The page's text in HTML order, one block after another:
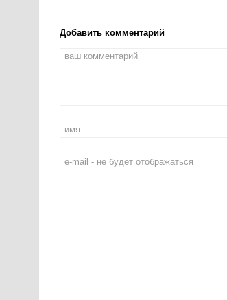
Добавить комментарий